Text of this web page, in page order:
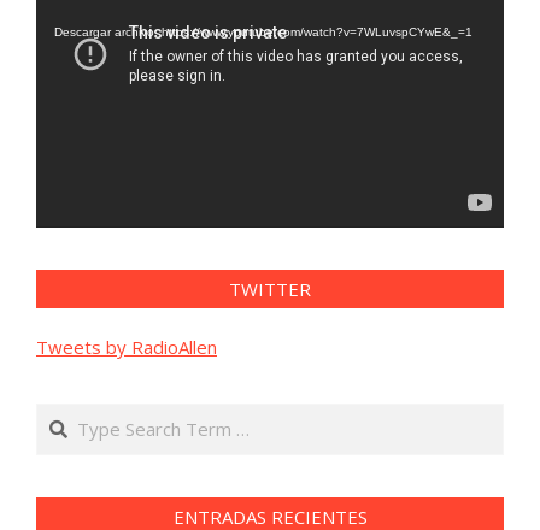
vídeo
Descargar archivo: https://www.youtube.com/watch?v=7WLuvspCYwE&_=1
TWITTER
Tweets by RadioAllen
Search
ENTRADAS RECIENTES